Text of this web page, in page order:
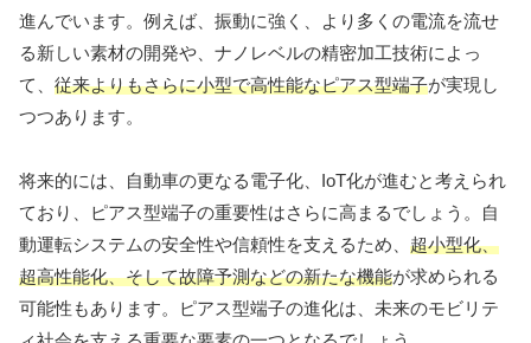
進んでいます。例えば、振動に強く、より多くの電流を流せ
る新しい素材の開発や、ナノレベルの精密加工技術によっ
て、 従来よりもさらに小型で高性能なピアス型端子が実現し
つつあります。
将来的には、自動車の更なる電子化、IoT化が進むと考えられ
ており、ピアス型端子の重要性はさらに高まるでしょう。自
動運転システムの安全性や信頼性を支えるため、 超小型化、
超高性能化、そして故障予測などの新たな機能が求められる
可能性もあります。ピアス型端子の進化は、未来のモビリテ